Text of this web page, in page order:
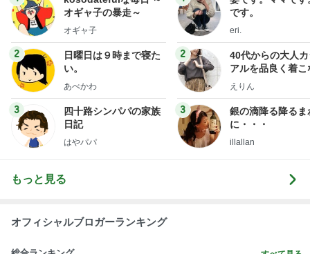
オギャ子の暴走～
オギャ子
2
日曜日は９時まで寝た
い。
あべかわ
3
四十路シンパパの家族
日記
はやパパ
です。
eri.
2
40代からの大人
アルを品良く着こ
ファッションブロ
えりん
3
銀の滴降る降るま
に・・・
illallan
もっと見る
オフィシャルブロガーランキング